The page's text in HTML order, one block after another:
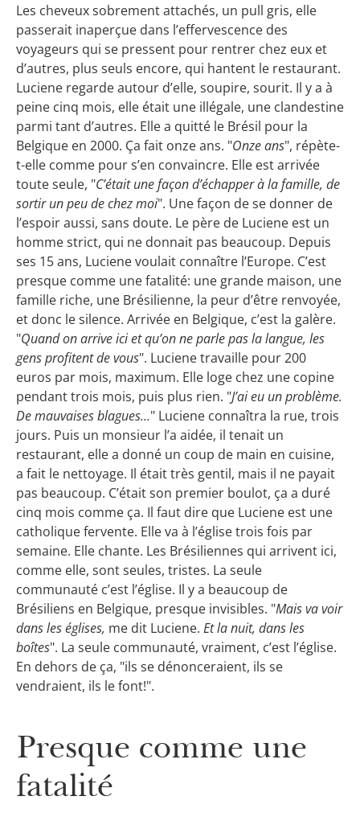
Les cheveux sobrement attachés, un pull gris, elle
passerait inaperçue dans l’effervescence des
voyageurs qui se pressent pour rentrer chez eux et
d’autres, plus seuls encore, qui hantent le restaurant.
Luciene regarde autour d’elle, soupire, sourit. Il y a à
peine cinq mois, elle était une illégale, une clandestine
parmi tant d’autres. Elle a quitté le Brésil pour la
Belgique en 2000. Ça fait onze ans. "Onze ans", répète-
t-elle comme pour s’en convaincre. Elle est arrivée
toute seule, "C’était une façon d’échapper à la famille, de
sortir un peu de chez moi". Une façon de se donner de
l’espoir aussi, sans doute. Le père de Luciene est un
homme strict, qui ne donnait pas beaucoup. Depuis
ses 15 ans, Luciene voulait connaître l’Europe. C’est
presque comme une fatalité: une grande maison, une
famille riche, une Brésilienne, la peur d’être renvoyée,
et donc le silence. Arrivée en Belgique, c’est la galère.
"Quand on arrive ici et qu’on ne parle pas la langue, les
gens profitent de vous". Luciene travaille pour 200
euros par mois, maximum. Elle loge chez une copine
pendant trois mois, puis plus rien. "J’ai eu un problème.
De mauvaises blagues…" Luciene connaîtra la rue, trois
jours. Puis un monsieur l’a aidée, il tenait un
restaurant, elle a donné un coup de main en cuisine,
a fait le nettoyage. Il était très gentil, mais il ne payait
pas beaucoup. C’était son premier boulot, ça a duré
cinq mois comme ça. Il faut dire que Luciene est une
catholique fervente. Elle va à l’église trois fois par
semaine. Elle chante. Les Brésiliennes qui arrivent ici,
comme elle, sont seules, tristes. La seule
communauté c’est l’église. Il y a beaucoup de
Brésiliens en Belgique, presque invisibles. "Mais va voir
dans les églises, me dit Luciene. Et la nuit, dans les
boîtes". La seule communauté, vraiment, c’est l’église.
En dehors de ça, "ils se dénonceraient, ils se
vendraient, ils le font!".
Presque comme une
fatalité